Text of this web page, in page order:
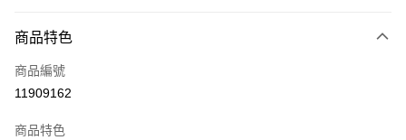
信用卡一次付款
超商取貨付款
商品特色
商品編號
11909162
商品特色